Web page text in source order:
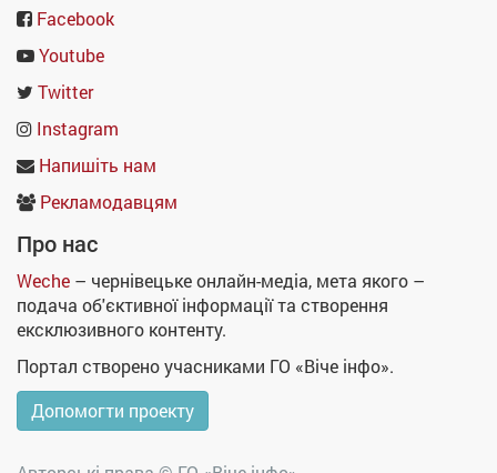
Facebook
Youtube
Twitter
Instagram
Напишіть нам
Рекламодавцям
Про нас
Weche – чернівецьке онлайн-медіа, мета якого –
подача об'єктивної інформації та створення
ексклюзивного контенту.
Портал створено учасниками ГО «Віче інфо».
Допомогти проекту